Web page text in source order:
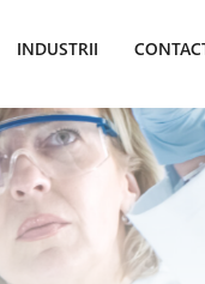
INDUSTRII